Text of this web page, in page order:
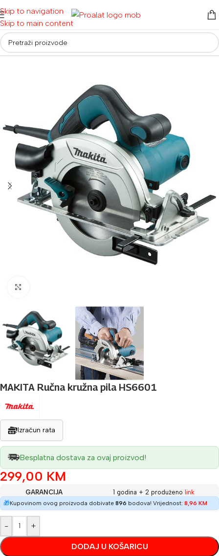
Skip to navigation
Skip to main content
Početna/ Električni alati
MAKITA Ručna kružna pila HS6601
Izračun rata
Besplatna dostava za ovaj proizvod!
299,00 KM
GARANCIJA 1 godina + 2 produženo link
🎁Kupovinom ovog proizvoda dobivate 896 bodova! Vrijednost: 8,96 KM
- +
DODAJ U KOŠARICU